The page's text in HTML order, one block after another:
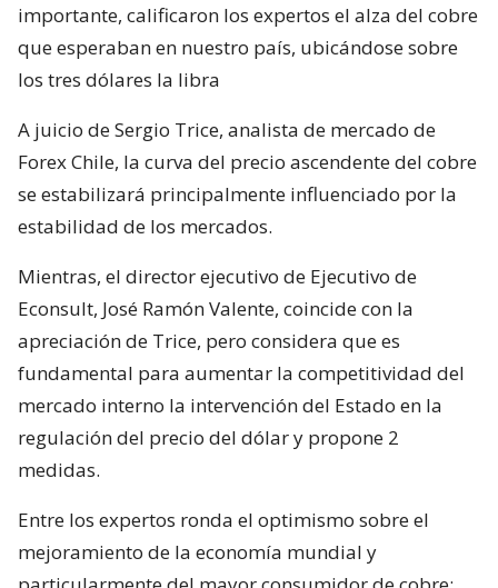
importante, calificaron los expertos el alza del cobre
que esperaban en nuestro país, ubicándose sobre
los tres dólares la libra
A juicio de Sergio Trice, analista de mercado de
Forex Chile, la curva del precio ascendente del cobre
se estabilizará principalmente influenciado por la
estabilidad de los mercados.
Mientras, el director ejecutivo de Ejecutivo de
Econsult, José Ramón Valente, coincide con la
apreciación de Trice, pero considera que es
fundamental para aumentar la competitividad del
mercado interno la intervención del Estado en la
regulación del precio del dólar y propone 2
medidas.
Entre los expertos ronda el optimismo sobre el
mejoramiento de la economía mundial y